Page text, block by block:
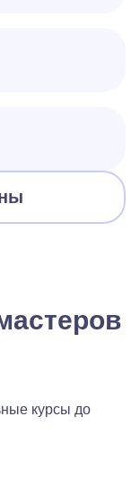
курсы до